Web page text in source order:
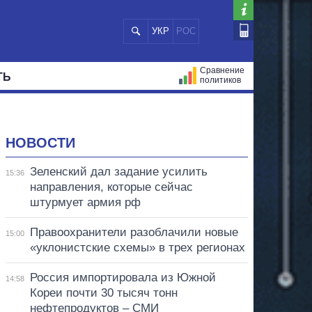
УКР РОС
Сравнение
политиков
НОВОСТИ
15:36
Зеленский дал задание усилить
направления, которые сейчас
штурмует армия рф
15:00
Правоохранители разоблачили новые
«уклонистские схемы» в трех регионах
14:58
Россия импортировала из Южной
Кореи почти 30 тысяч тонн
нефтепродуктов – СМИ